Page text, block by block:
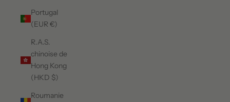
Portugal
(EUR €)
R.A.S.
chinoise de
Hong Kong
(HKD $)
Roumanie